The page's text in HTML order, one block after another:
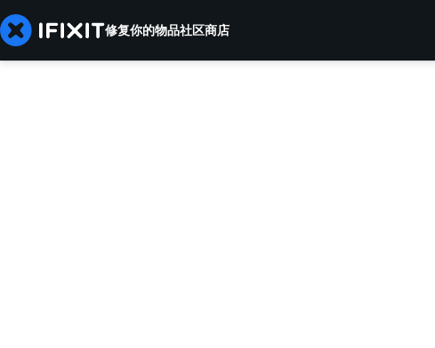
修复你的物品社区商店